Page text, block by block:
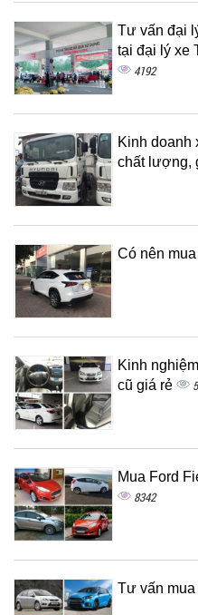
Tư vấn đại
tại đại lý xe
4192
Kinh doanh
chất lượng,
Có nên
Kinh
cũ giá rẻ
Mua Ford
8342
Tư vấn mua